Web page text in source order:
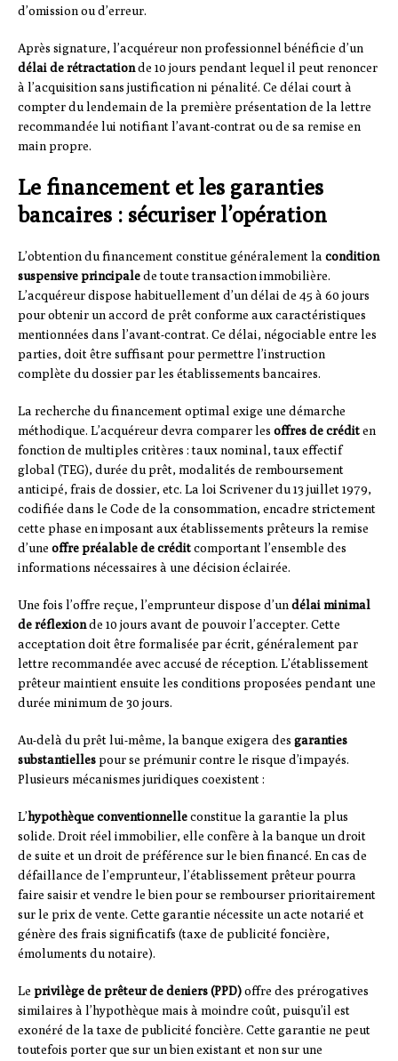
d’omission ou d’erreur.
Après signature, l’acquéreur non professionnel bénéficie d’un
délai de rétractationde 10 jours pendant lequel il peut renoncer
à l’acquisition sans justification ni pénalité. Ce délai court à
compter du lendemain de la première présentation de la lettre
recommandée lui notifiant l’avant-contrat ou de sa remise en
main propre.
Le financement et les garanties
bancaires : sécuriser l’opération
L’obtention du financement constitue généralement la condition
suspensive principalede toute transaction immobilière.
L’acquéreur dispose habituellement d’un délai de 45 à 60 jours
pour obtenir un accord de prêt conforme aux caractéristiques
mentionnées dans l’avant-contrat. Ce délai, négociable entre les
parties, doit être suffisant pour permettre l’instruction
complète du dossier par les établissements bancaires.
La recherche du financement optimal exige une démarche
méthodique. L’acquéreur devra comparer les offres de créditen
fonction de multiples critères : taux nominal, taux effectif
global (TEG), durée du prêt, modalités de remboursement
anticipé, frais de dossier, etc. La loi Scrivener du 13 juillet 1979,
codifiée dans le Code de la consommation, encadre strictement
cette phase en imposant aux établissements prêteurs la remise
d’une offre préalable de créditcomportant l’ensemble des
informations nécessaires à une décision éclairée.
Une fois l’offre reçue, l’emprunteur dispose d’undélai minimal
de réflexionde 10 jours avant de pouvoir l’accepter. Cette
acceptation doit être formalisée par écrit, généralement par
lettre recommandée avec accusé de réception. L’établissement
prêteur maintient ensuite les conditions proposées pendant une
durée minimum de 30 jours.
Au-delà du prêt lui-même, la banque exigera des garanties
substantiellespour se prémunir contre le risque d’impayés.
Plusieurs mécanismes juridiques coexistent :
L’hypothèque conventionnelleconstitue la garantie la plus
solide. Droit réel immobilier, elle confère à la banque un droit
de suite et un droit de préférence sur le bien financé. En cas de
défaillance de l’emprunteur, l’établissement prêteur pourra
faire saisir et vendre le bien pour se rembourser prioritairement
sur le prix de vente. Cette garantie nécessite un acte notarié et
génère des frais significatifs (taxe de publicité foncière,
émoluments du notaire).
Le privilège de prêteur de deniers (PPD)offre des prérogatives
similaires à l’hypothèque mais à moindre coût, puisqu’il est
exonéré de la taxe de publicité foncière. Cette garantie ne peut
toutefois porter que sur un bien existant et non sur une